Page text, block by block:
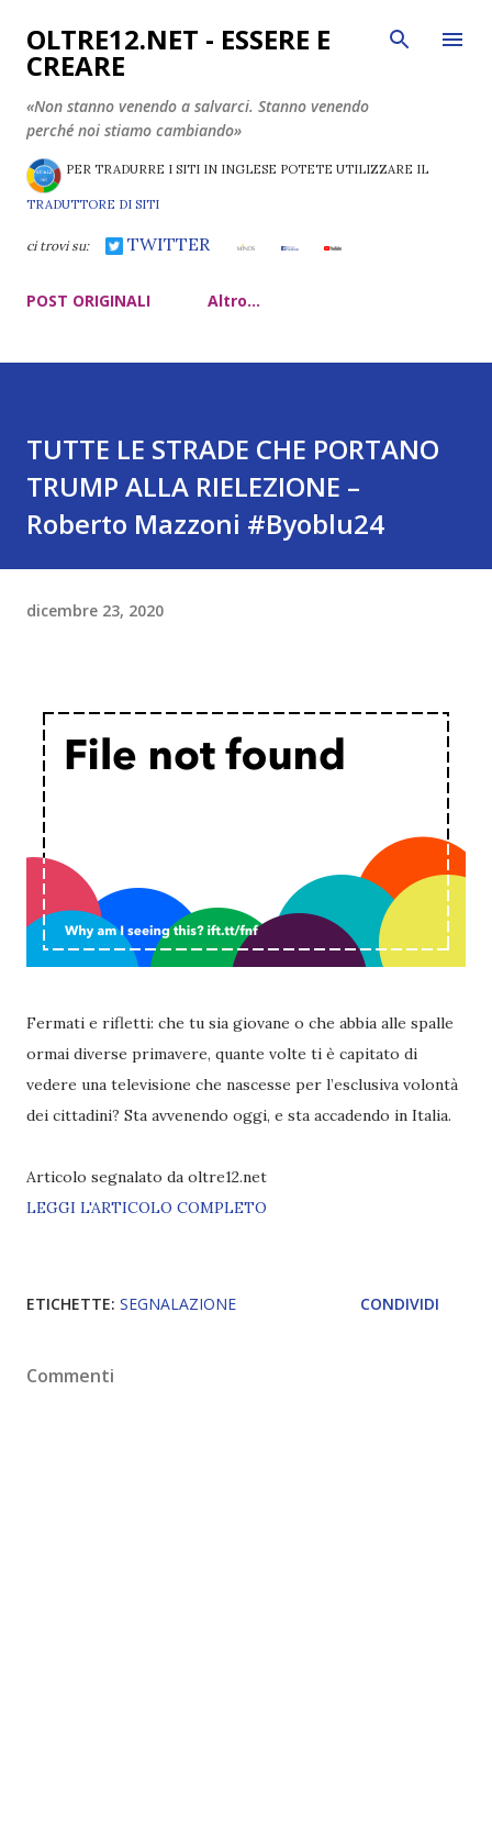
Passa ai contenuti principali
OLTRE12.NET - ESSERE E
CREARE
«Non stanno venendo a salvarci. Stanno venendo
perché noi stiamo cambiando»
PER TRADURRE I SITI IN INGLESE POTETE UTILIZZARE IL
TRADUTTORE DI SITI
ci trovi su: TWITTER
POST ORIGINALI Altro…
TUTTE LE STRADE CHE PORTANO
TRUMP ALLA RIELEZIONE –
Roberto Mazzoni #Byoblu24
dicembre 23, 2020
Fermati e rifletti: che tu sia giovane o che abbia alle spalle
ormai diverse primavere, quante volte ti è capitato di
vedere una televisione che nascesse per l’esclusiva volontà
dei cittadini? Sta avvenendo oggi, e sta accadendo in Italia.
Articolo segnalato da oltre12.net
LEGGI L'ARTICOLO COMPLETO
ETICHETTE: SEGNALAZIONE CONDIVIDI
Commenti